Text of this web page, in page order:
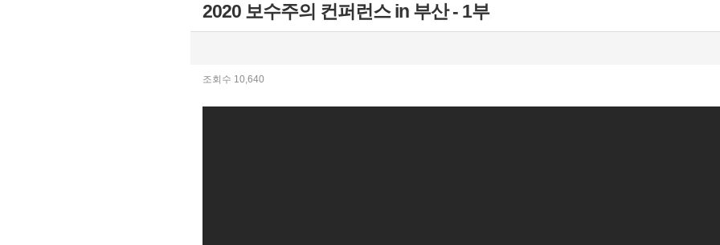
2020 보수주의 컨퍼런스 in 부산 - 1부
조회수 10,640